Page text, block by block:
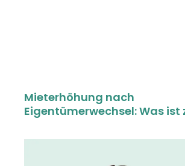
Mieterhöhung nach
Eigentümerwechsel: Was ist